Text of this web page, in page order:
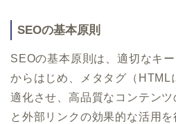
SEOの基本原則
SEOの基本原則は、適切なキ
からはじめ、メタタグ（HTML
適化させ、高品質なコンテン
と外部リンクの効果的な活用を